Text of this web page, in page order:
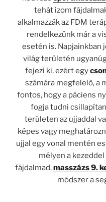
tehát izom
alkalmazzák az FDM
rendelkezünk már a
esetén is. Napjainkban
világ területén
fejezi ki, ezért egy
számára megfelelő, a
fontos, hogy a páciens
fogja tudni
területen az ujjaddal
képes vagy
ujjal egy vonal mentén
mélyen a
fájdalmad,masszázs 9.
módszer a